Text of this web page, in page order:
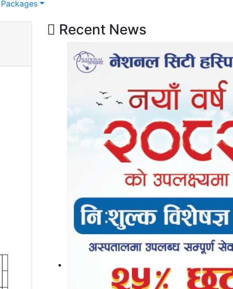
Packages
Recent News